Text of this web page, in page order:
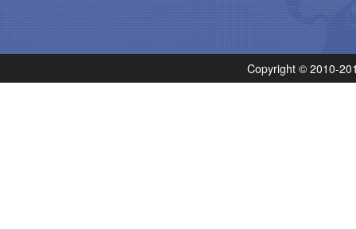
Copyright © 2010-